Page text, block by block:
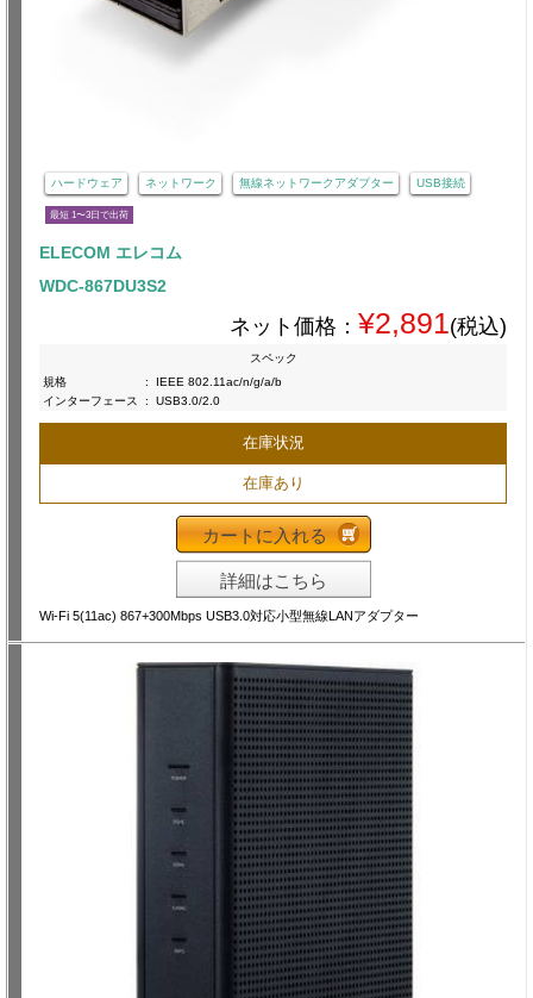
ハードウェア ネットワーク 無線ネットワークアダプター USB接続
最短 1〜3日で出荷
ELECOM エレコム
WDC-867DU3S2
ネット価格： ¥2,891(税込)
スペック
規格
:
IEEE 802.11ac/n/g/a/b
インターフェース
: USB3.0/2.0
在庫状況
在庫あり
カートに入れる
詳細はこちら
Wi-Fi 5(11ac) 867+300Mbps USB3.0対応小型無線LANアダプター